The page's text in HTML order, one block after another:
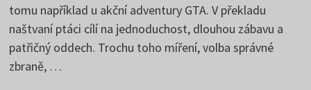
tomu například u akční adventury GTA. V překladu
naštvaní ptáci cílí na jednoduchost, dlouhou zábavu a
patřičný oddech. Trochu toho míření, volba správné
zbraně, …